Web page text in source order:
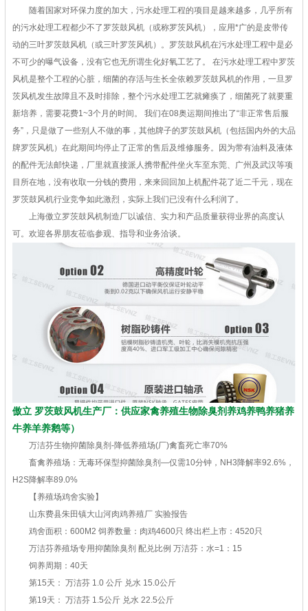
随着国家对环保力度的加大，污水处理工程的项目是越来越多，几乎所有
的污水处理工程都少不了罗茨鼓风机（或称罗茨风机），应用*广的是皮带传
动的三叶罗茨鼓风机（或三叶罗茨风机）。罗茨鼓风机在污水处理工程中是必
不可少的曝气设备，没有它也无所谓生化好氧工艺了。 在污水处理工程中罗茨
风机是整个工程的心脏，细菌的存活与生长全依赖罗茨鼓风机的作用，一旦罗
茨风机发生故障且不及时排除，整个污水处理工艺就瘫痪了，细菌死了就要重
新培养，需要花费1~3个月的时间。 我们在08奥运期间推出了“非正常售后服
务”，只是做了一些别人不做的事，其他牌子的罗茨鼓风机（包括国内外的大品
牌罗茨风机）在此期间均停止了正常的售后及维修服务。因为带有油料及液体
的配件无法邮快递，厂里就直接派人携带配件坐火车至东莞、广州及武汉等项
目所在地，没有收取一分钱的费用，来来回回加上机配件花了近二千元，现在
罗茨鼓风机行业竞争如此激烈，实际上我们已没有什么利润了。
上海傲立罗茨鼓风机制造厂以诚信、实力和产品质量获得业界的高度认
可。欢迎各界朋友莅临参观、指导和业务洽谈。
傲立 罗茨鼓风机生产厂：供应家禽养殖生物除臭剂养鸡养鸭养猪养
牛养羊养鹅等）
万洁芬生物抑菌除臭剂-降低养殖场(厂)禽畜死亡率70%
畜禽养殖场：无毒环保型抑菌除臭剂—仅需10分钟，NH3降解率92.6%，
H2S降解率89.0%
【养殖场鸡舍实验】
山东费县朱田镇大山河肉鸡养殖厂 实验报告
鸡舍面积：600M2 饲养数量：肉鸡4600只 终出栏上市：4520只
万洁芬养殖场专用抑菌除臭剂 配兑比例 万洁芬：水=1：15
饲养周期：40天
第15天： 万洁芬 1.0 公斤 兑水 15.0公斤
第19天： 万洁芬 1.5公斤 兑水 22.5公斤